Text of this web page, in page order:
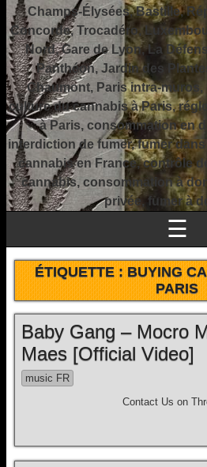
Champs-Élysées, Bastille,
Concorde, Trocadéro,
Nord, Gare de Lyon, La
Panthéon, Jardin des
Chaumont, Paris intra-
culture du cannabis à Paris,
à Paris, consommation en
interdiction de fumer, fumer
cannabis en France, contrôle
cannabis, consommation à
privée, fumer à
☰
ÉTIQUETTE :BUYING
PARIS
Baby Gang – Mocro
Maes [Official Video]
music FR
Contact Us on